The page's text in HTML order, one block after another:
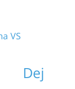
VS
Dej